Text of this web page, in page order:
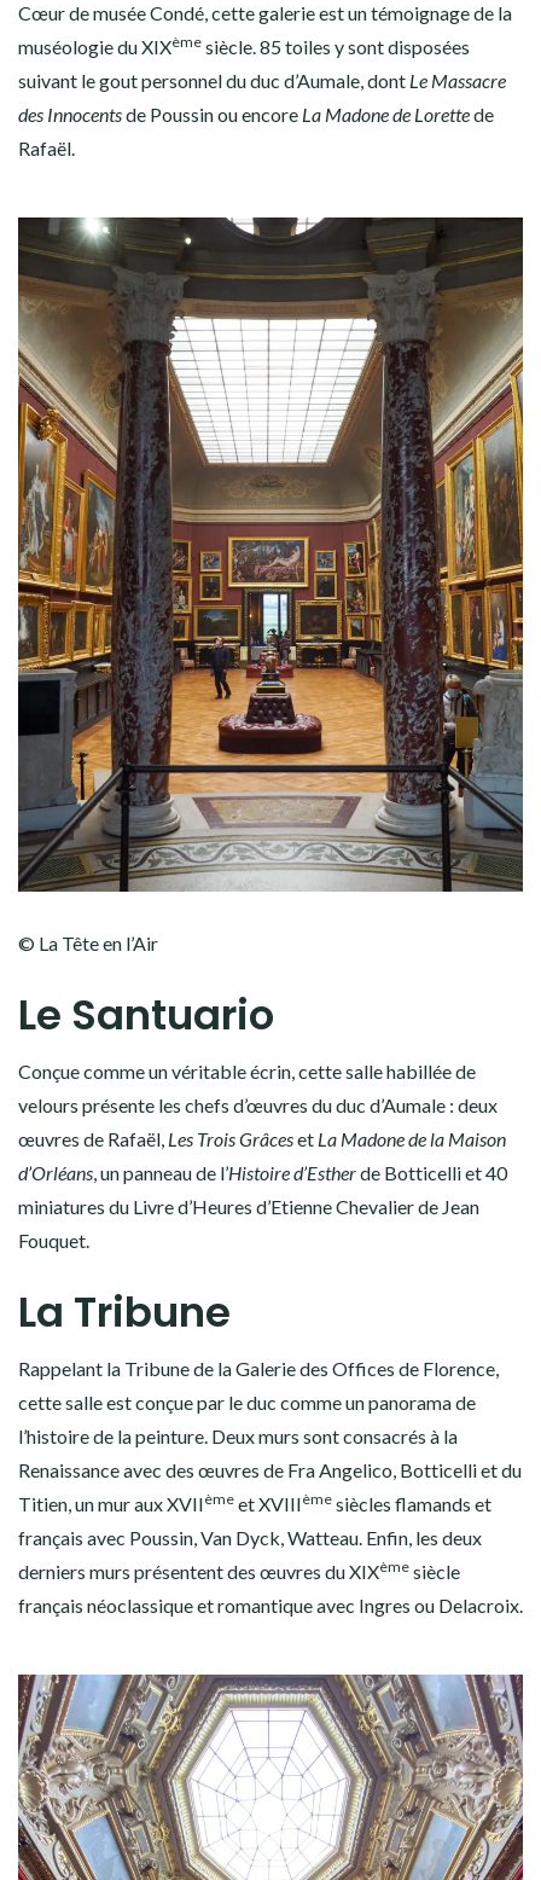
Cœur de musée Condé, cette galerie est un témoignage de la
muséologie du XIXème siècle. 85 toiles y sont disposées
suivant le gout personnel du duc d’Aumale, dont Le Massacre
des Innocentsde Poussin ou encore La Madone de Lorettede
Rafaël.
© La Tête en l’Air
Le Santuario
Conçue comme un véritable écrin, cette salle habillée de
velours présente les chefs d’œuvres du duc d’Aumale : deux
œuvres de Rafaël, Les Trois Grâceset La Madone de la Maison
d’Orléans, un panneau de l’Histoire d’Estherde Botticelli et 40
miniatures du Livre d’Heures d’Etienne Chevalier de Jean
Fouquet.
La Tribune
Rappelant la Tribune de la Galerie des Offices de Florence,
cette salle est conçue par le duc comme un panorama de
l’histoire de la peinture. Deux murs sont consacrés à la
Renaissance avec des œuvres de Fra Angelico, Botticelli et du
Titien, un mur aux XVIIème et XVIIIème siècles flamands et
français avec Poussin, Van Dyck, Watteau. Enfin, les deux
derniers murs présentent des œuvres du XIXème siècle
français néoclassique et romantique avec Ingres ou Delacroix.